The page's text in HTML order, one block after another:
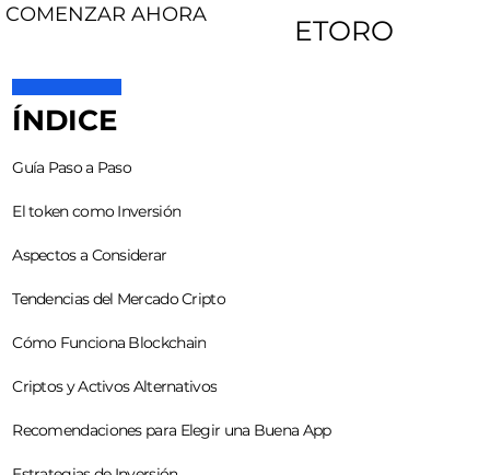
COMENZAR AHORA
ETORO
ÍNDICE
Guía Paso a Paso
El token como Inversión
Aspectos a Considerar
Tendencias del Mercado Cripto
Cómo Funciona Blockchain
Criptos y Activos Alternativos
Recomendaciones para Elegir una Buena App